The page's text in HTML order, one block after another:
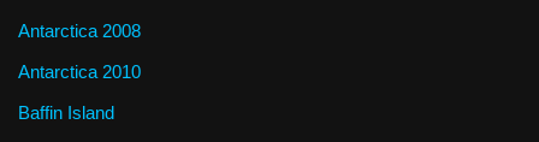
Antarctica 2008
Antarctica 2010
Baffin Island